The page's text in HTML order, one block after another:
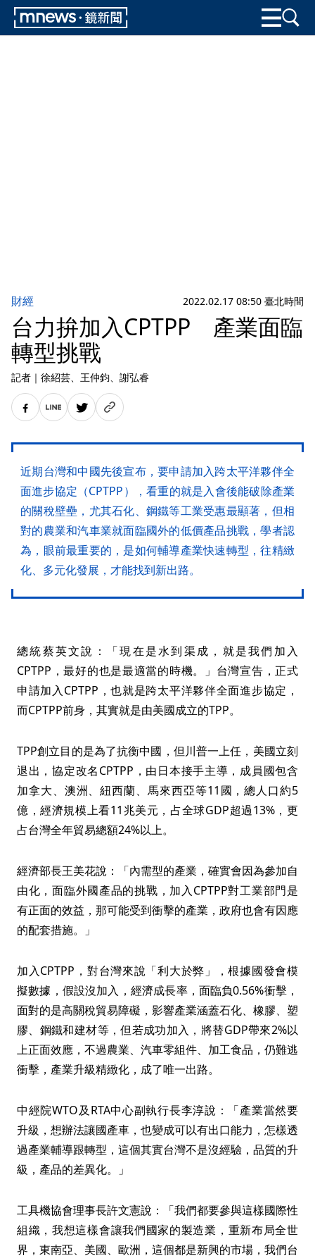
財經 2022.02.17 08:50 臺北時間
台力拚加入CPTPP 產業面臨
轉型挑戰
記者 ｜ 徐紹芸、王仲鈞、謝弘睿
近期台灣和中國先後宣布，要申請加入跨太平洋夥伴全
面進步協定（CPTPP），看重的就是入會後能破除產業
的關稅壁壘，尤其石化、鋼鐵等工業受惠最顯著，但相
對的農業和汽車業就面臨國外的低價產品挑戰，學者認
為，眼前最重要的，是如何輔導產業快速轉型，往精緻
化、多元化發展，才能找到新出路。
總統蔡英文說：「現在是水到渠成，就是我們加入
CPTPP，最好的也是最適當的時機。」台灣宣告，正式
申請加入CPTPP，也就是跨太平洋夥伴全面進步協定，
而CPTPP前身，其實就是由美國成立的TPP。
TPP創立目的是為了抗衡中國，但川普一上任，美國立刻
退出，協定改名CPTPP，由日本接手主導，成員國包含
加拿大、澳洲、紐西蘭、馬來西亞等11國，總人口約5
億，經濟規模上看11兆美元，占全球GDP超過13%，更
占台灣全年貿易總額24%以上。
經濟部長王美花說：「內需型的產業，確實會因為參加自
由化，面臨外國產品的挑戰，加入CPTPP對工業部門是
有正面的效益，那可能受到衝擊的產業，政府也會有因應
的配套措施。」
加入CPTPP，對台灣來說「利大於弊」，根據國發會模
擬數據，假設沒加入，經濟成長率，面臨負0.56%衝擊，
面對的是高關稅貿易障礙，影響產業涵蓋石化、橡膠、塑
膠、鋼鐵和建材等，但若成功加入，將替GDP帶來2%以
上正面效應，不過農業、汽車零組件、加工食品，仍難逃
衝擊，產業升級精緻化，成了唯一出路。
中經院WTO及RTA中心副執行長李淳說：「產業當然要
升級，想辦法讓國產車，也變成可以有出口能力，怎樣透
過產業輔導跟轉型，這個其實台灣不是沒經驗，品質的升
級，產品的差異化。」
工具機協會理事長許文憲說：「我們都要參與這樣國際性
組織，我想這樣會讓我們國家的製造業，重新布局全世
界，東南亞、美國、歐洲，這個都是新興的市場，我們台